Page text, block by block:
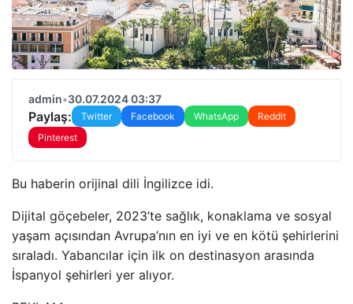
admin•30.07.2024 03:37
Paylaş: Twitter Facebook WhatsApp
Reddit
Pinterest
Bu haberin orijinal dili İngilizce idi.
Dijital göçebeler, 2023’te sağlık, konaklama ve sosyal
yaşam açısından Avrupa’nın en iyi ve en kötü şehirlerini
sıraladı. Yabancılar için ilk on destinasyon arasında
İspanyol şehirleri yer alıyor.